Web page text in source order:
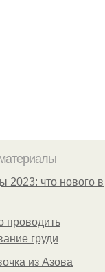
2023: что нового в
проводить
груди
из Азoвa